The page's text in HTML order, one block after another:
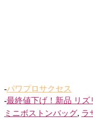
-パワプロサクセス
-最終値下げ！新品 リ
ミニボストンバッグ, ラ